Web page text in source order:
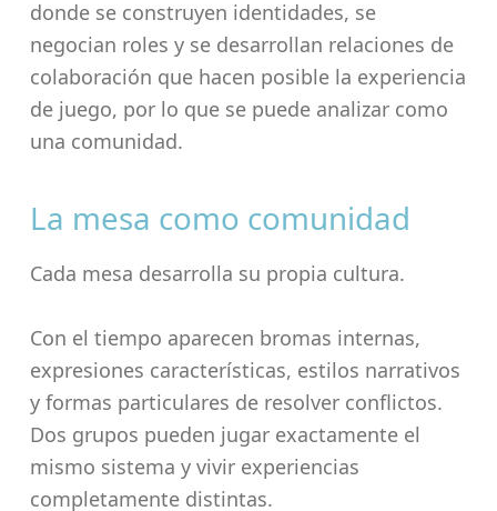
donde se construyen identidades, se
negocian roles y se desarrollan relaciones de
colaboración que hacen posible la experiencia
de juego, por lo que se puede analizar como
una comunidad.
La mesa como comunidad
Cada mesa desarrolla su propia cultura.
Con el tiempo aparecen bromas internas,
expresiones características, estilos narrativos
y formas particulares de resolver conflictos.
Dos grupos pueden jugar exactamente el
mismo sistema y vivir experiencias
completamente distintas.